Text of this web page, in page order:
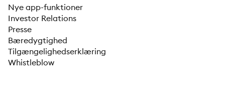
Nye app-funktioner
Investor Relations
Presse
Bæredygtighed
Tilgængelighedserklæring
Whistleblow